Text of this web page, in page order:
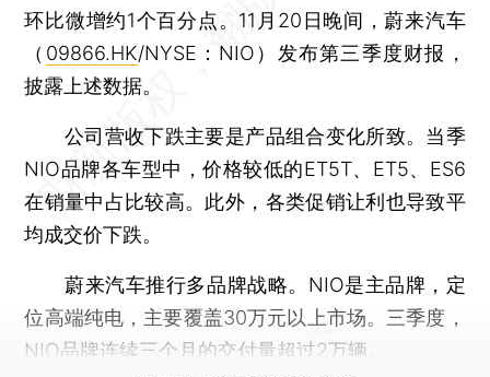
环比微增约1个百分点。11月20日晚间，蔚来汽车
（ 09866.HK/NYSE：NIO）发布第三季度财报，
披露上述数据。
公司营收下跌主要是产品组合变化所致。当季
NIO品牌各车型中，价格较低的ET5T、ET5、ES6
在销量中占比较高。此外，各类促销让利也导致平
均成交价下跌。
蔚来汽车推行多品牌战略。NIO是主品牌，定
位高端纯电，主要覆盖30万元以上市场。三季度，
NIO品牌连续三个月的交付量超过2万辆。